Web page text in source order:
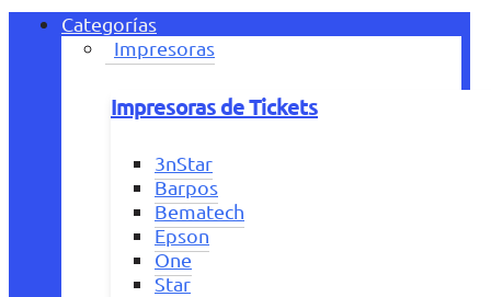
Categorías
Impresoras
Impresoras de Tickets
3nStar
Barpos
Bematech
Epson
One
Star